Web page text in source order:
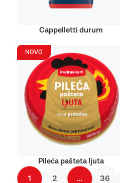
Cappelletti durum
NOVO
Pileća pašteta ljuta
1 2 … 36